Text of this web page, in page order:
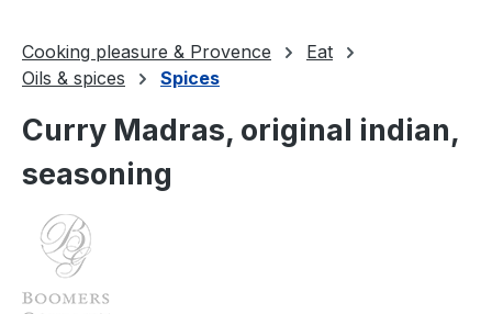
Cooking pleasure & Provence
Eat
Oils & spices
Spices
Curry Madras, original indian,
seasoning